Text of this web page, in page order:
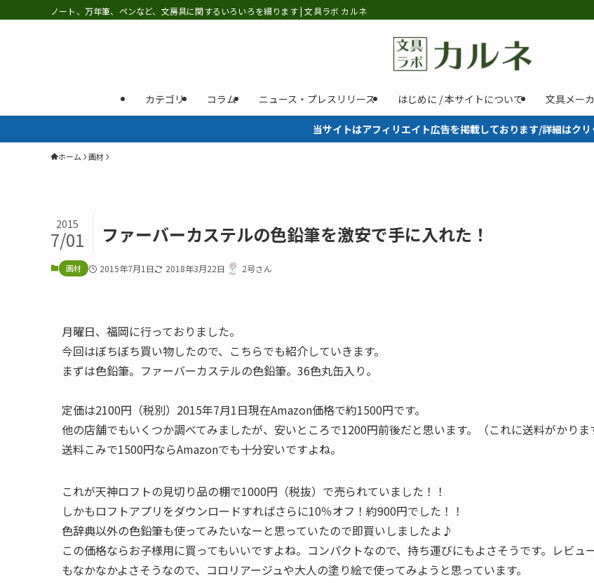
ノート、万年筆、ペンなど、文房具に関するいろいろを綴ります | 文具ラボ カルネ
カテゴリ コラム ニュース・プレスリリース はじめに / 本サイトについて 文具メー
当サイトはアフィリエイト広告を掲載しております/詳細はクリ
ホーム 画材
ファーバーカステルの色鉛筆を激安で手に入れた！
2015
7/01
画材 2015年7月1日 2018年3月22日 2号さん
月曜日、福岡に行っておりました。
今回はぼちぼち買い物したので、こちらでも紹介していきます。
まずは色鉛筆。ファーバーカステルの色鉛筆。36色丸缶入り。
定価は2100円（税別）2015年7月1日現在Amazon価格で約1500円です。
他の店舗でもいくつか調べてみましたが、安いところで1200円前後だと思います。（これに送料がかりま
送料こみで1500円ならAmazonでも十分安いですよね。
これが天神ロフトの見切り品の棚で1000円（税抜）で売られていました！！
しかもロフトアプリをダウンロードすればさらに10％オフ！約900円でした！！
色辞典以外の色鉛筆も使ってみたいなーと思っていたので即買いしましたよ♪
この価格ならお子様用に買ってもいいですよね。コンパクトなので、持ち運びにもよさそうです。レビュ
もなかなかよさそうなので、コロリアージュや大人の塗り絵で使ってみようと思っています。